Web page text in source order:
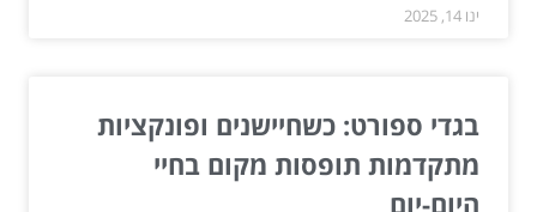
ינו 14, 2025
בגדי ספורט: כשחיישנים ופונקציות
מתקדמות תופסות מקום בחיי
היום-יום